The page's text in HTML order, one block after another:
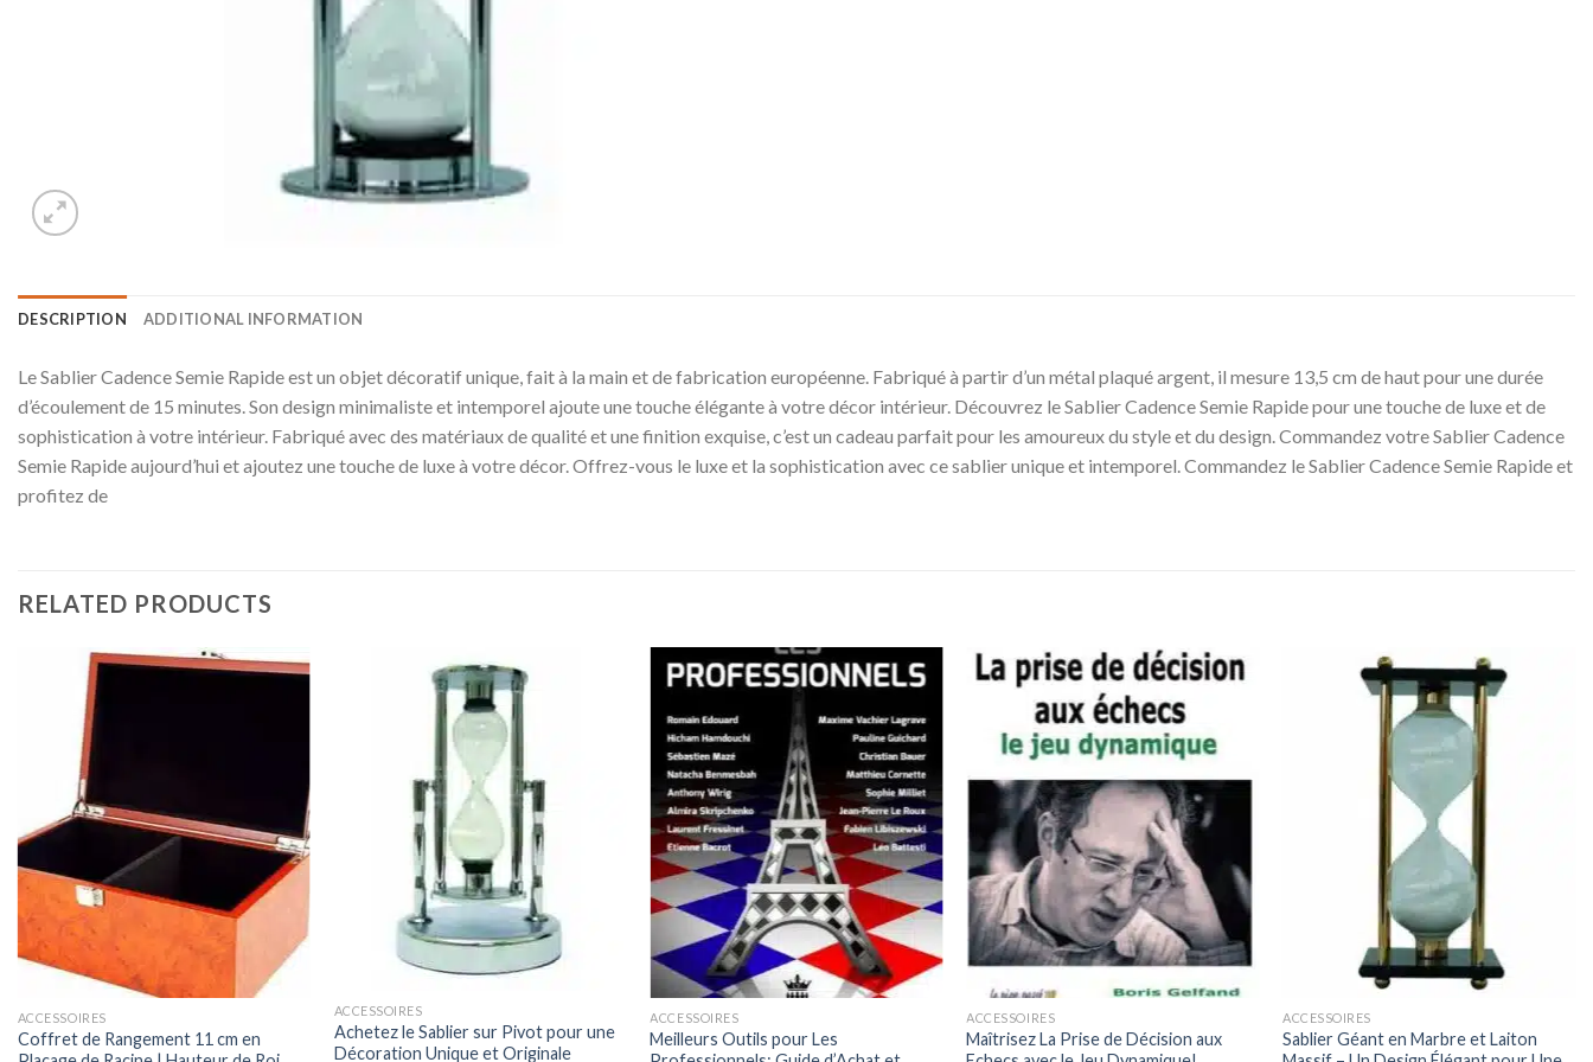
DESCRIPTION ADDITIONAL INFORMATION
Le Sablier Cadence Semie Rapide est un objet décoratif unique, fait à la main et de fabrication européenne. Fabriqué à partir d’un métal plaqué argent, il mesure 13,5 cm de haut pour une durée
d’écoulement de 15 minutes. Son design minimaliste et intemporel ajoute une touche élégante à votre décor intérieur. Découvrez le Sablier Cadence Semie Rapide pour une touche de luxe et de
sophistication à votre intérieur. Fabriqué avec des matériaux de qualité et une finition exquise, c’est un cadeau parfait pour les amoureux du style et du design. Commandez votre Sablier Cadence
Semie Rapide aujourd’hui et ajoutez une touche de luxe à votre décor. Offrez-vous le luxe et la sophistication avec ce sablier unique et intemporel. Commandez le Sablier Cadence Semie Rapide et
profitez de
RELATED PRODUCTS
ACCESSOIRES
Coffret de Rangement 11 cm en
ACCESSOIRES
Achetez le Sablier sur Pivot pour une
Décoration Unique et Originale
ACCESSOIRES
Meilleurs Outils pour Les
ACCESSOIRES
Maîtrisez La Prise de Décision aux
ACCESSOIRES
Sablier Géant en Marbre et Laiton